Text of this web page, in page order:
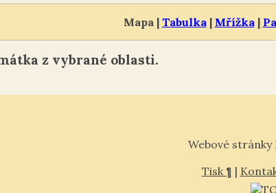
Mapa | Tabulka | Mřížka |
z vybrané oblasti.
Webové
Tisk ¶ |